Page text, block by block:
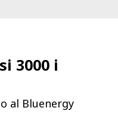
PROGRAM
3000 i
al Bluenergy